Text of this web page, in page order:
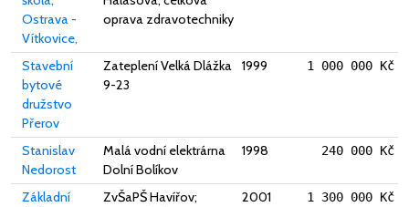
Ostrava -
Vítkovice,
oprava zdravotechniky
Stavební
bytové
družstvo
Přerov
Zateplení Velká Dlážka
9-23
1999 1 000 000 Kč
Stanislav
Nedorost
Malá vodní elektrárna
Dolní Bolíkov
1998 240 000 Kč
Základní
ZvŠaPŠ Havířov;
2001 1 300 000 Kč